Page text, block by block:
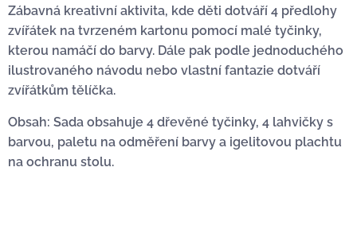
Zábavná kreativní aktivita, kde děti dotváří 4 předlohy
zvířátek na tvrzeném kartonu pomocí malé tyčinky,
kterou namáčí do barvy. Dále pak podle jednoduchého
ilustrovaného návodu nebo vlastní fantazie dotváří
zvířátkům tělíčka.
Obsah: Sada obsahuje 4 dřevěné tyčinky, 4 lahvičky s
barvou, paletu na odměření barvy a igelitovou plachtu
na ochranu stolu.